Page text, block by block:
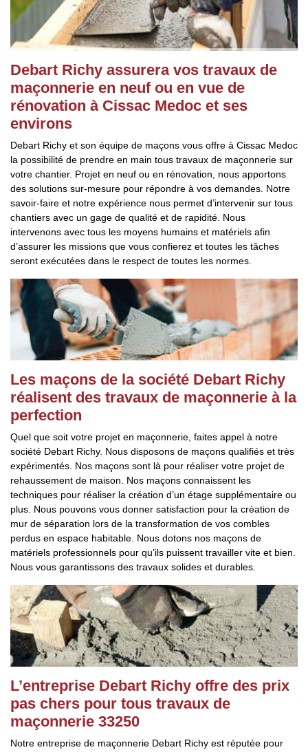
Debart Richy assurera vos travaux de
maçonnerie en neuf ou en vue de
rénovation à Cissac Medoc et ses
environs
Debart Richy et son équipe de maçons vous offre à Cissac Medoc
la possibilité de prendre en main tous travaux de maçonnerie sur
votre chantier. Projet en neuf ou en rénovation, nous apportons
des solutions sur-mesure pour répondre à vos demandes. Notre
savoir-faire et notre expérience nous permet d’intervenir sur tous
chantiers avec un gage de qualité et de rapidité. Nous
intervenons avec tous les moyens humains et matériels afin
d’assurer les missions que vous confierez et toutes les tâches
seront exécutées dans le respect de toutes les normes.
Les maçons de la société Debart Richy
réalisent des travaux de maçonnerie à la
perfection
Quel que soit votre projet en maçonnerie, faites appel à notre
société Debart Richy. Nous disposons de maçons qualifiés et très
expérimentés. Nos maçons sont là pour réaliser votre projet de
rehaussement de maison. Nos maçons connaissent les
techniques pour réaliser la création d’un étage supplémentaire ou
plus. Nous pouvons vous donner satisfaction pour la création de
mur de séparation lors de la transformation de vos combles
perdus en espace habitable. Nous dotons nos maçons de
matériels professionnels pour qu’ils puissent travailler vite et bien.
Nous vous garantissons des travaux solides et durables.
L’entreprise Debart Richy offre des prix
pas chers pour tous travaux de
maçonnerie 33250
Notre entreprise de maçonnerie Debart Richy est réputée pour